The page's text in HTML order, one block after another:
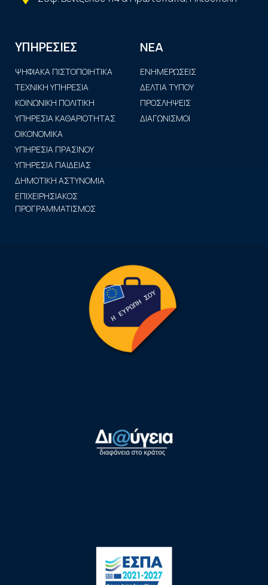
ΥΠΗΡΕΣΙΕΣ
ΨΗΦΙΑΚΑ ΠΙΣΤΟΠΟΙΗΤΙΚΑ
ΤΕΧΝΙΚΗ ΥΠΗΡΕΣΙΑ
ΚΟΙΝΩΝΙΚΗ ΠΟΛΙΤΙΚΗ
ΥΠΗΡΕΣΙΑ ΚΑΘΑΡΙΟΤΗΤΑΣ
ΟΙΚΟΝΟΜΙΚΑ
ΥΠΗΡΕΣΙΑ ΠΡΑΣΙΝΟΥ
ΥΠΗΡΕΣΙΑ ΠΑΙΔΕΙΑΣ
ΔΗΜΟΤΙΚΗ ΑΣΤΥΝΟΜΙΑ
ΕΠΙΧΕΙΡΗΣΙΑΚΟΣ
ΠΡΟΓΡΑΜΜΑΤΙΣΜΟΣ
ΝΕΑ
ΕΝΗΜΕΡΩΣΕΙΣ
ΔΕΛΤΙΑ ΤΥΠΟΥ
ΠΡΟΣΛΗΨΕΙΣ
ΔΙΑΓΩΝΙΣΜΟΙ